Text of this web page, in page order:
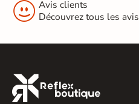
 Avis clients
Découvrez tous les avis
